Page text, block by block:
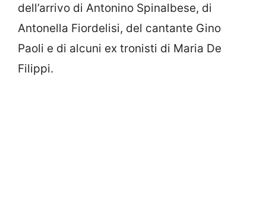
dell’arrivo di Antonino Spinalbese, di
Antonella Fiordelisi, del cantante Gino
Paoli e di alcuni ex tronisti di Maria De
Filippi.